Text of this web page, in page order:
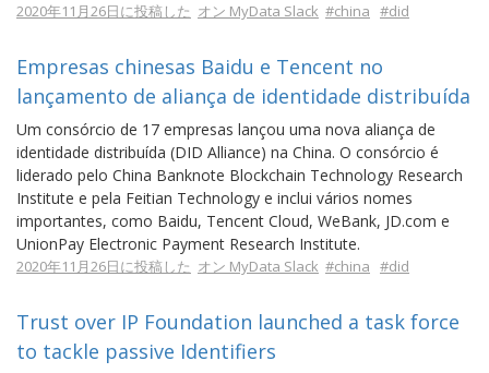
2020年11月26日に投稿した オン MyData Slack #china #did
Empresas chinesas Baidu e Tencent no
lançamento de aliança de identidade distribuída
Um consórcio de 17 empresas lançou uma nova aliança de
identidade distribuída (DID Alliance) na China. O consórcio é
liderado pelo China Banknote Blockchain Technology Research
Institute e pela Feitian Technology e inclui vários nomes
importantes, como Baidu, Tencent Cloud, WeBank, JD.com e
UnionPay Electronic Payment Research Institute.
2020年11月26日に投稿した オン MyData Slack #china #did
Trust over IP Foundation launched a task force
to tackle passive Identifiers